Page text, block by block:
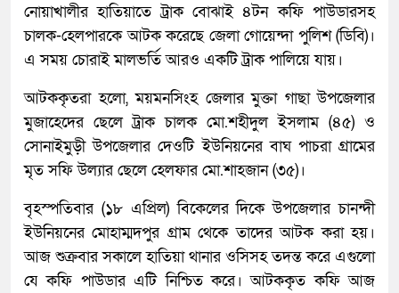
নোয়াখালীর হাতিয়াতে ট্রাক বোঝাই ৪টন কফি পাউডারসহ
চালক-হেলপারকে আটক করেছে জেলা গোয়েন্দা পুলিশ (ডিবি)।
এ সময় চোরাই মালভর্তি আরও একটি ট্রাক পালিয়ে যায়।
আটককৃতরা হলো, ময়মনসিংহ জেলার মুক্তা গাছা উপজেলার
মুজাহেদের ছেলে ট্রাক চালক মো.শহীদুল ইসলাম (৪৫) ও
সোনাইমুড়ী উপজেলার দেওটি ইউনিয়নের বাঘ পাচরা গ্রামের
মৃত সফি উল্যার ছেলে হেলফার মো.শাহজান (৩৫)।
বৃহস্পতিবার (১৮ এপ্রিল) বিকেলের দিকে উপজেলার চানন্দী
ইউনিয়নের মোহাম্মদপুর গ্রাম থেকে তাদের আটক করা হয়।
আজ শুক্রবার সকালে হাতিয়া থানার ওসিসহ তদন্ত করে এগুলো
যে কফি পাউডার এটি নিশ্চিত করে। আটককৃত কফি আজ